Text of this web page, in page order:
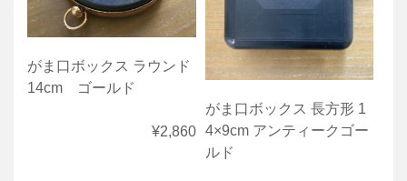
がま口ボックス ラウンド
14cm ゴールド
¥2,860
がま口ボックス 長方形 1
4×9cm アンティークゴー
ルド